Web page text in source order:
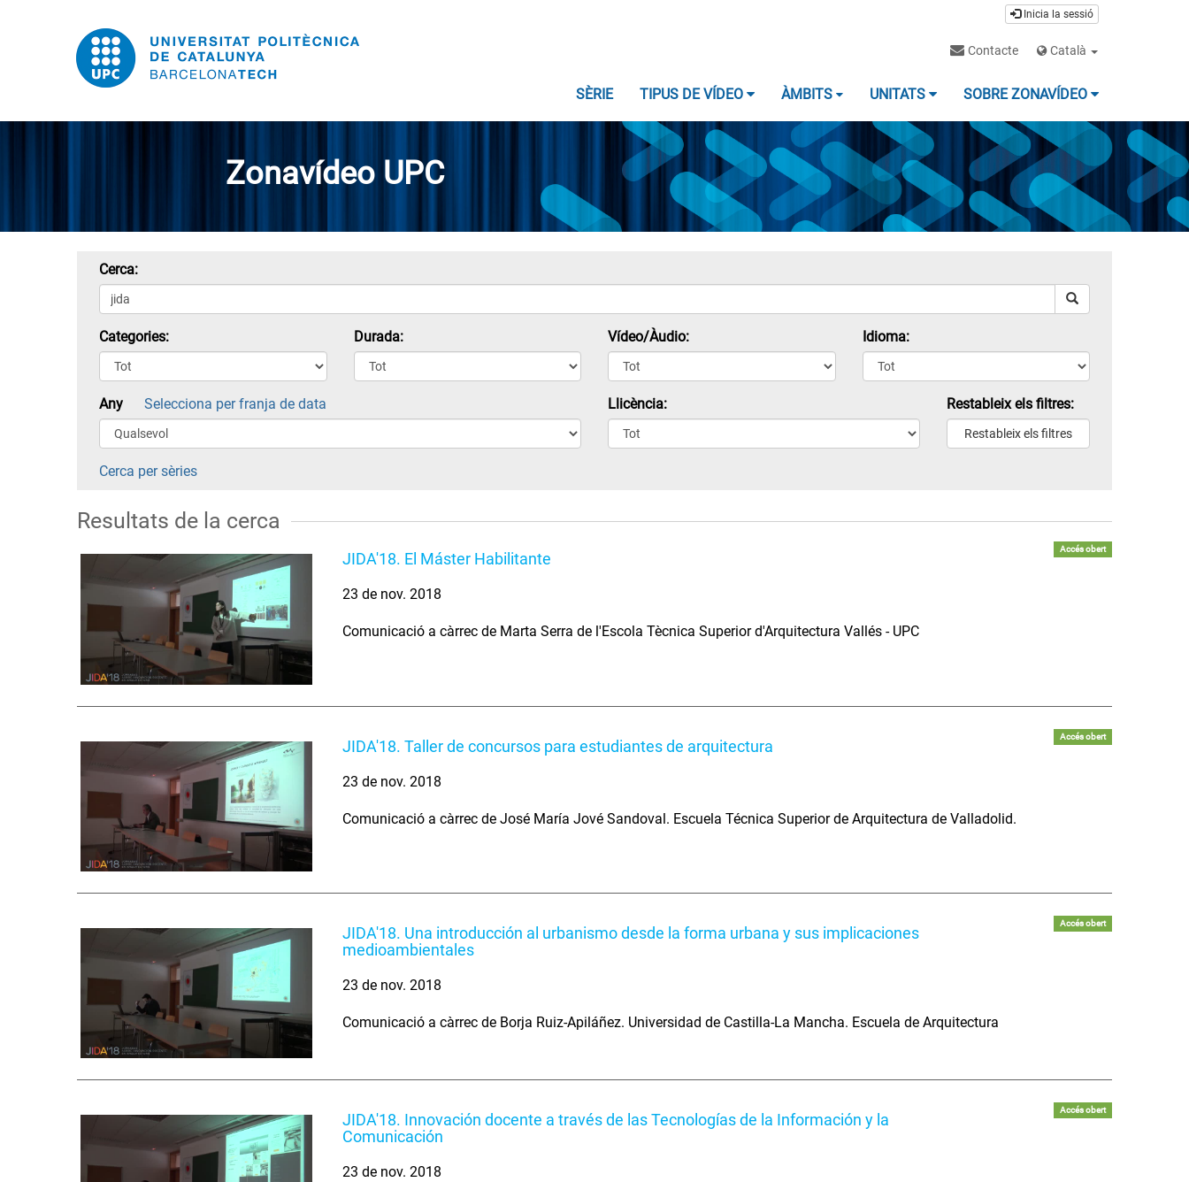
Inicia la sessió
Contacte Català
SÈRIE TIPUS DE VÍDEO ÀMBITS UNITATS SOBRE ZONAVÍDEO
Zonavídeo UPC
Cerca:
Categories: Durada: Vídeo/Àudio: Idioma:
Any Selecciona per franja de data Llicència: Restableix els filtres:
Cerca per sèries
Resultats de la cerca
JIDA'18. El Máster Habilitante
Accés obert
23 de nov. 2018
Comunicació a càrrec de Marta Serra de l'Escola Tècnica Superior d'Arquitectura Vallés - UPC
JIDA'18. Taller de concursos para estudiantes de arquitectura
Accés obert
23 de nov. 2018
Comunicació a càrrec de José María Jové Sandoval. Escuela Técnica Superior de Arquitectura de Valladolid.
JIDA'18. Una introducción al urbanismo desde la forma urbana y sus implicaciones
medioambientales
Accés obert
23 de nov. 2018
Comunicació a càrrec de Borja Ruiz-Apiláñez. Universidad de Castilla-La Mancha. Escuela de Arquitectura
JIDA'18. Innovación docente a través de las Tecnologías de la Información y la
Comunicación
Accés obert
23 de nov. 2018